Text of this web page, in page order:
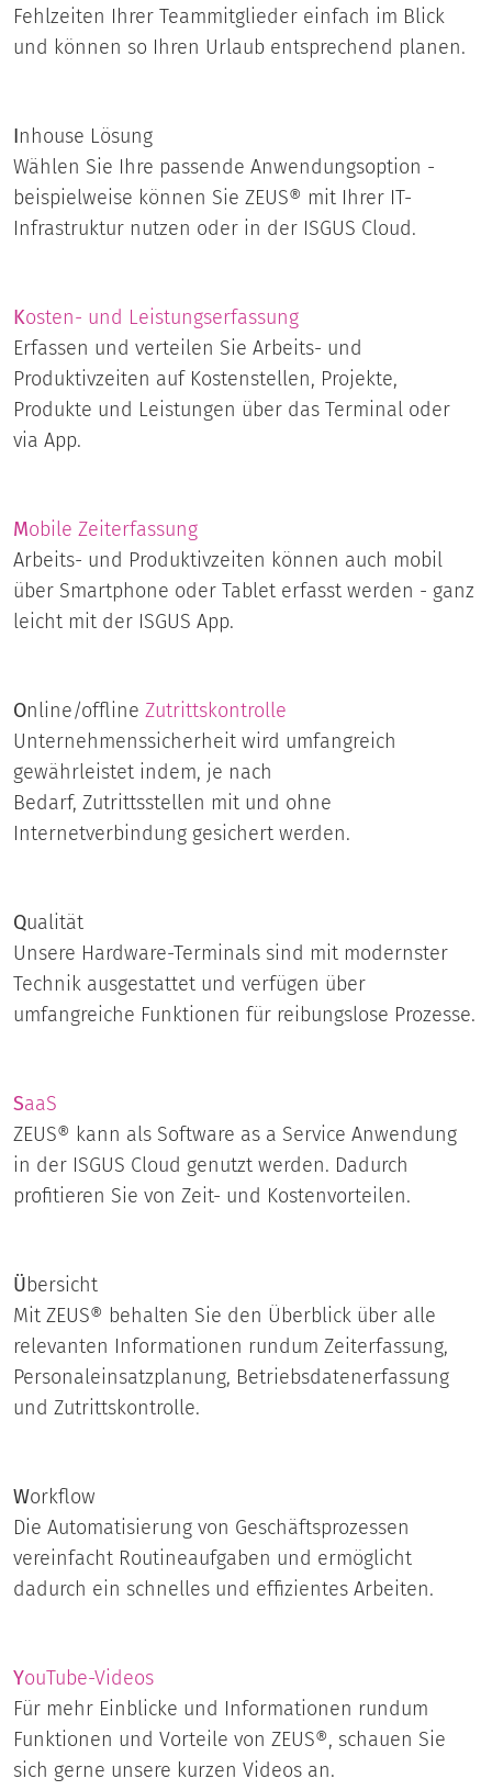
Fehlzeiten Ihrer Teammitglieder einfach im Blick
und können so Ihren Urlaub entsprechend planen.
Inhouse Lösung
Wählen Sie Ihre passende Anwendungsoption -
beispielweise können Sie ZEUS® mit Ihrer IT-
Infrastruktur nutzen oder in der ISGUS Cloud.
Kosten- und Leistungserfassung
Erfassen und verteilen Sie Arbeits- und
Produktivzeiten auf Kostenstellen, Projekte,
Produkte und Leistungen über das Terminal oder
via App.
Mobile Zeiterfassung
Arbeits- und Produktivzeiten können auch mobil
über Smartphone oder Tablet erfasst werden - ganz
leicht mit der ISGUS App.
Online/offline Zutrittskontrolle
Unternehmenssicherheit wird umfangreich
gewährleistet indem, je nach
Bedarf, Zutrittsstellen mit und ohne
Internetverbindung gesichert werden.
Qualität
Unsere Hardware-Terminals sind mit modernster
Technik ausgestattet und verfügen über
umfangreiche Funktionen für reibungslose Prozesse.
SaaS
ZEUS® kann als Software as a Service Anwendung
in der ISGUS Cloud genutzt werden. Dadurch
profitieren Sie von Zeit- und Kostenvorteilen.
Übersicht
Mit ZEUS® behalten Sie den Überblick über alle
relevanten Informationen rundum Zeiterfassung,
Personaleinsatzplanung, Betriebsdatenerfassung
und Zutrittskontrolle.
Workflow
Die Automatisierung von Geschäftsprozessen
vereinfacht Routineaufgaben und ermöglicht
dadurch ein schnelles und effizientes Arbeiten.
YouTube-Videos
Für mehr Einblicke und Informationen rundum
Funktionen und Vorteile von ZEUS®, schauen Sie
sich gerne unsere kurzen Videos an.